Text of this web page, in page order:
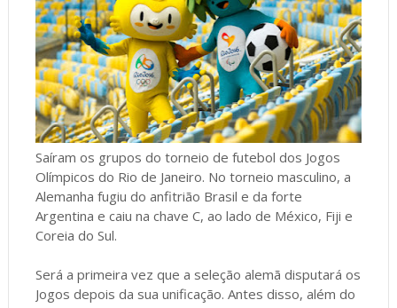
Saíram os grupos do torneio de futebol dos Jogos
Olímpicos do Rio de Janeiro. No torneio masculino, a
Alemanha fugiu do anfitrião Brasil e da forte
Argentina e caiu na chave C, ao lado de México, Fiji e
Coreia do Sul.
Será a primeira vez que a seleção alemã disputará os
Jogos depois da sua unificação. Antes disso, além do